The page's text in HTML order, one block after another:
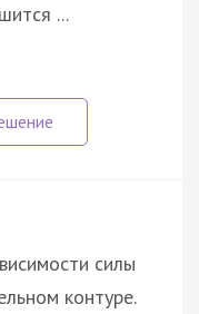
...
силы
контуре.